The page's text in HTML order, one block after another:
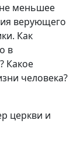
Камнев,
церкви
меньшее
верующего
Как
в
Какое
человека?
церкви и